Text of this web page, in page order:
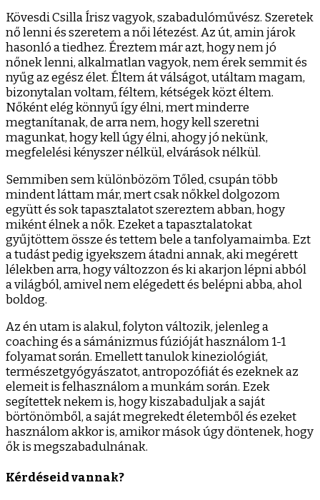
Kövesdi Csilla Írisz vagyok, szabadulóművész. Szeretek
nő lenni és szeretem a női létezést. Az út, amin járok
hasonló a tiedhez. Éreztem már azt, hogy nem jó
nőnek lenni, alkalmatlan vagyok, nem érek semmit és
nyűg az egész élet. Éltem át válságot, utáltam magam,
bizonytalan voltam, féltem, kétségek közt éltem.
Nőként elég könnyű így élni, mert minderre
megtanítanak, de arra nem, hogy kell szeretni
magunkat, hogy kell úgy élni, ahogy jó nekünk,
megfelelési kényszer nélkül, elvárások nélkül.
Semmiben sem különbözöm Tőled, csupán több
mindent láttam már, mert csak nőkkel dolgozom
együtt és sok tapasztalatot szereztem abban, hogy
miként élnek a nők. Ezeket a tapasztalatokat
gyűjtöttem össze és tettem bele a tanfolyamaimba. Ezt
a tudást pedig igyekszem átadni annak, aki megérett
lélekben arra, hogy változzon és ki akarjon lépni abból
a világból, amivel nem elégedett és belépni abba, ahol
boldog.
Az én utam is alakul, folyton változik, jelenleg a
coaching és a sámánizmus fúzióját használom 1-1
folyamat során. Emellett tanulok kineziológiát,
természetgyógyászatot, antropozófiát és ezeknek az
elemeit is felhasználom a munkám során. Ezek
segítettek nekem is, hogy kiszabaduljak a saját
börtönömből, a saját megrekedt életemből és ezeket
használom akkor is, amikor mások úgy döntenek, hogy
ők is megszabadulnának.
Kérdéseid vannak?